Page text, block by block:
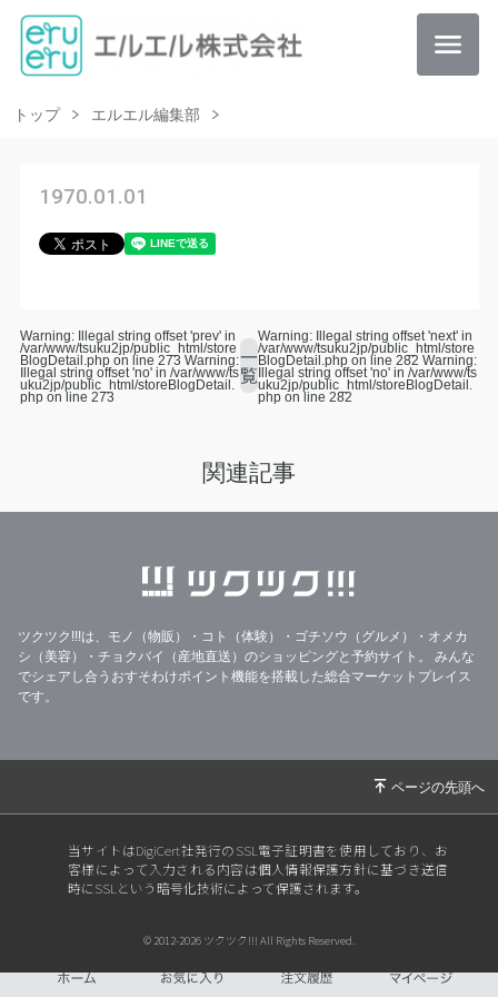
トップ エルエル編集部
1970.01.01
Warning: Illegal string offset 'prev' in
/var/www/tsuku2jp/public_html/store
BlogDetail.php on line 273 Warning:
Illegal string offset 'no' in /var/www/ts
uku2jp/public_html/storeBlogDetail.
php on line 273
一
覧
Warning: Illegal string offset 'next' in
/var/www/tsuku2jp/public_html/store
BlogDetail.php on line 282 Warning:
Illegal string offset 'no' in /var/www/ts
uku2jp/public_html/storeBlogDetail.
php on line 282
関連記事
ツクツク!!!は、モノ（物販）・コト（体験）・ゴチソウ（グルメ）・オメカ
シ（美容）・チョクバイ（産地直送）のショッピングと予約サイト。
みんな
でシェアし合うおすそわけポイント機能を搭載した総合マーケットプレイス
です。
当サイトはDigiCert社発行のSSL電子証明書を使用しており、お
客様によって入力される内容は個人情報保護方針に基づき送信
時にSSLという暗号化技術によって保護されます。
© 2012-2026 ツクツク!!! All Rights Reserved.